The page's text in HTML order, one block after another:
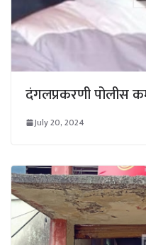
दंगलप्रकरणी पोलीस
July 20, 2024